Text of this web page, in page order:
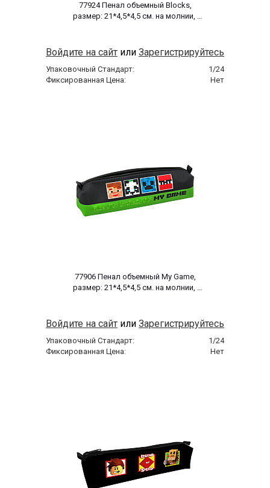
77924 Пенал объемный Blocks,
размер: 21*4,5*4,5 см. на молнии,
Войдите на сайт или Зарегистрируйтесь
Упаковочный Стандарт:
1/24
Фиксированная Цена:
Нет
77906 Пенал объемный My Game,
размер: 21*4,5*4,5 см. на молнии,
Войдите на сайт или Зарегистрируйтесь
Упаковочный Стандарт:
1/24
Фиксированная Цена:
Нет